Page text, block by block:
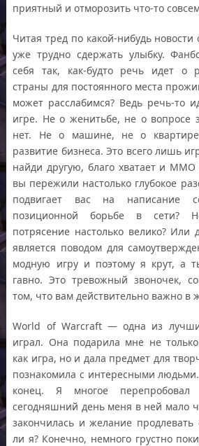
приятный и отморозить что-то
Читая тред по какой-нибудь новости
уже трудно сдержать улыбку.
себя так, как-будто речь идет о
страны для постоянного места
может расслабимся? Ведь речь-то
игре. Не о женитьбе, не о вопросе
нет. Не о машине, не о
развитие бизнеса. Это всего лишь
найди другую, благо хватает и
вы пережили настолько глубокое
подвигает вас на написание
позиционной борьбе в сети?
потрясение настолько велико?
является поводом для
модную игру и поэтому я крут, а
гавно. Это тревожный звоночек,
том, что вам действительно важно в
World of Warcraft — одна из
играл. Она подарила мне не
как игра, но и дала предмет для
познакомила с интересными
конец. Я многое
сегодняшний день меня в ней мало
закончилась и желание продлевать
ли я? Конечно, немного грустно